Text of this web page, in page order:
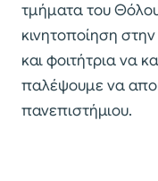
τμήματα του
κινητοποίηση
και φοιτήτρια να
παλέψουμε να
πανεπιστήμιου.